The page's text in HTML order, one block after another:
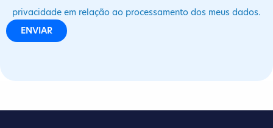
privacidade em relação ao processamento dos meus dados.